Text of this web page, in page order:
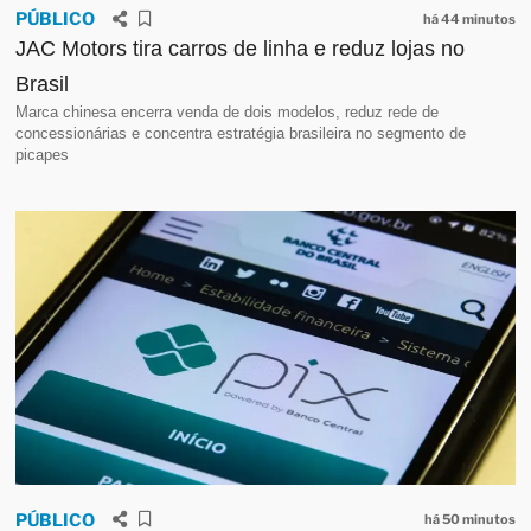
Sandro Alex (PSD) e Sergio ...
Emendas de Kilter 06/08/2026 16:45
O Ministério Público do Paraná encaminhou
para a 1ª Promotoria de Justiça de Proteção ao
Patrimônio Público um procedimento
Leia mais
Temperatura alta 05/08/2026 17:09
A polarização política ganhou mais um capítulo
nesta semana, desta vez fora das tribunas.
Durante a gravação de um episódio do
Podquepariu Podcast, um debate entre o
deputado estadual Ricardo Arruda (...
Leia mais
PÚBLICO há 44 minutos
JAC Motors tira carros de linha e reduz lojas no
Brasil
Marca chinesa encerra venda de dois modelos, reduz rede de
concessionárias e concentra estratégia brasileira no segmento de
picapes
PÚBLICO há 50 minutos